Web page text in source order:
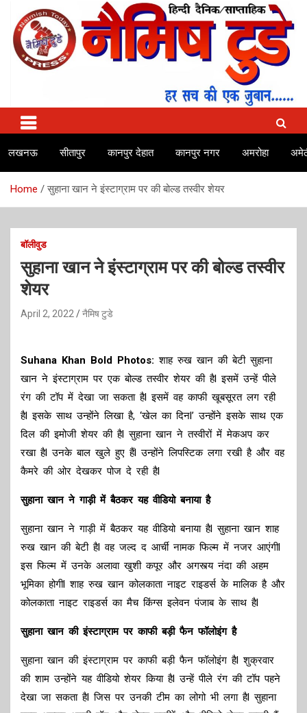
content
Naimish Today
No.1 news channel of India
लखनऊ सीतापुर कानपुर देहात कानपुर नगर अमरोहा
Home सुहाना खान ने इंस्टाग्राम पर की बोल्ड तस्वीर शेयर
बॉलीवुड
सुहाना खान ने इंस्टाग्राम पर की बोल्ड तस्वीर
शेयर
April 2, 2022 नैमिष टुडे
Suhana Khan Bold Photos:शाह रुख खान की बेटी सुहाना
खान ने इंस्टाग्राम पर एक बोल्ड तस्वीर शेयर की हैl इसमें उन्हें पीले
रंग की टॉप में देखा जा सकता हैl इसमें वह काफी खूबसूरत लग रही
हैl इसके साथ उन्होंने लिखा है, ‘खेल का दिनl’ उन्होंने इसके साथ एक
दिल की इमोजी शेयर की हैl सुहाना खान ने तस्वीरों में मेकअप कर
रखा हैl उनके बाल खुले हुए हैंl उन्होंने लिपस्टिक लगा रखी है और वह
कैमरे की ओर देखकर पोज दे रही हैl
सुहाना खान ने गाड़ी में बैठकर यह वीडियो बनाया है
सुहाना खान ने गाड़ी में बैठकर यह वीडियो बनाया हैl सुहाना खान शाह
रुख खान की बेटी हैl वह जल्द द आर्ची नामक फिल्म में नजर आएंगीl
इस फिल्म में उनके अलावा खुशी कपूर और अगस्त्य नंदा की अहम
भूमिका होगीl शाह रुख खान कोलकाता नाइट राइडर्स के मालिक है और
कोलकाता नाइट राइडर्स का मैच किंग्स इलेवन पंजाब के साथ हैl
सुहाना खान की इंस्टाग्राम पर काफी बड़ी फैन फॉलोइंग है
सुहाना खान की इंस्टाग्राम पर काफी बड़ी फैन फॉलोइंग हैl शुक्रवार
की शाम उन्होंने यह वीडियो शेयर किया हैl उन्हें पीले रंग की टॉप पहने
देखा जा सकता हैl जिस पर उनकी टीम का लोगो भी लगा हैl सुहाना